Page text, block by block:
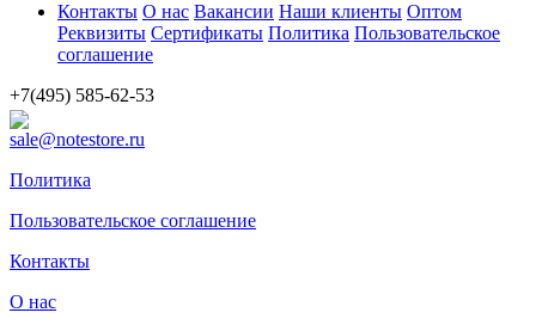
Контакты О нас Вакансии Наши клиенты Оптом
Реквизиты Сертификаты Политика Пользовательское
соглашение
+7(495) 585-62-53
sale@notestore.ru
Политика
Пользовательское соглашение
Контакты
О нас